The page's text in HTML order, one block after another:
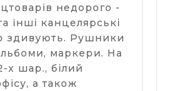
недорого -
інші канцелярські
здивують. Рушники
маркери. На
х шар., білий
а також